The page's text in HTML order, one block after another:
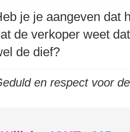
je je aangeven dat
de verkoper weet
de dief?
en respect voor